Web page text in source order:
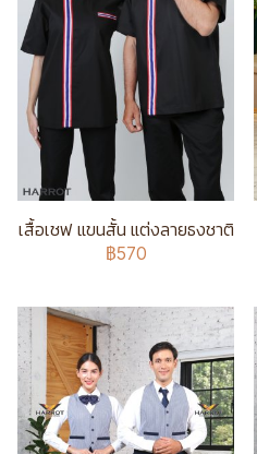
เสื้อเชฟ แขนสั้น แต่งลายธงชาติ
฿570